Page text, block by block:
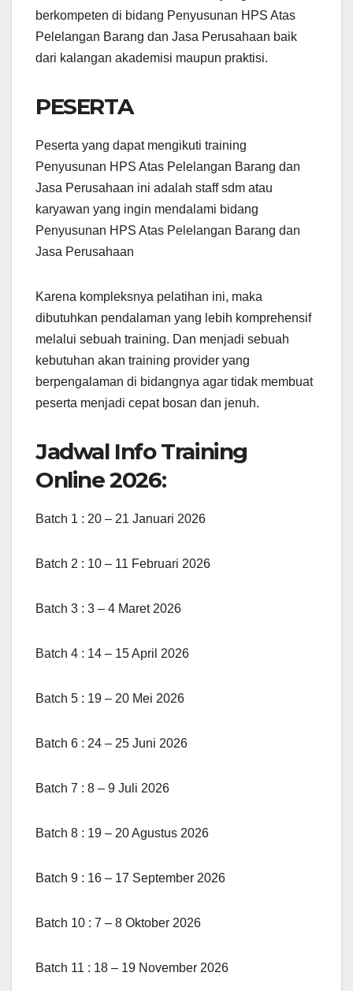
berkompeten di bidang Penyusunan HPS Atas
Pelelangan Barang dan Jasa Perusahaan baik
dari kalangan akademisi maupun praktisi.
PESERTA
Peserta yang dapat mengikuti training
Penyusunan HPS Atas Pelelangan Barang dan
Jasa Perusahaan ini adalah staff sdm atau
karyawan yang ingin mendalami bidang
Penyusunan HPS Atas Pelelangan Barang dan
Jasa Perusahaan
Karena kompleksnya pelatihan ini, maka
dibutuhkan pendalaman yang lebih komprehensif
melalui sebuah training. Dan menjadi sebuah
kebutuhan akan training provider yang
berpengalaman di bidangnya agar tidak membuat
peserta menjadi cepat bosan dan jenuh.
Jadwal Info Training
Online 2026:
Batch 1 : 20 – 21 Januari 2026
Batch 2 : 10 – 11 Februari 2026
Batch 3 : 3 – 4 Maret 2026
Batch 4 : 14 – 15 April 2026
Batch 5 : 19 – 20 Mei 2026
Batch 6 : 24 – 25 Juni 2026
Batch 7 : 8 – 9 Juli 2026
Batch 8 : 19 – 20 Agustus 2026
Batch 9 : 16 – 17 September 2026
Batch 10 : 7 – 8 Oktober 2026
Batch 11 : 18 – 19 November 2026